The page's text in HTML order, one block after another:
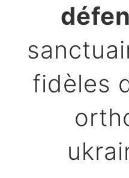
fidèles